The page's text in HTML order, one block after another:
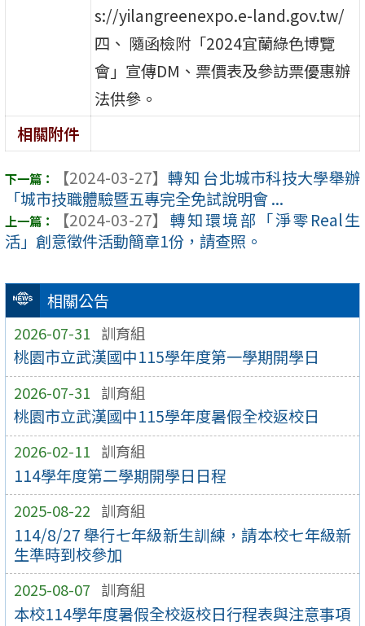
相關公告
2026-07-31 訓育組
桃園市立武漢國中115學年度第一學期開學日
2026-07-31 訓育組
桃園市立武漢國中115學年度暑假全校返校日
2026-02-11 訓育組
114學年度第二學期開學日日程
2025-08-22 訓育組
114/8/27 舉行七年級新生訓練，請本校七年級新
生準時到校參加
2025-08-07 訓育組
本校114學年度暑假全校返校日行程表與注意事項
s://yilangreenexpo.e-land.gov.tw/
四、 隨函檢附「2024宜蘭綠色博覽
會」宣傳DM、票價表及參訪票優惠辦
法供參。
相關附件
【2024-03-27】 轉知 台北城市科技大學舉辦
「城市技職體驗暨五專完全免試說明會 ...
【2024-03-27】 轉知環境部「淨零Real生
活」創意徵件活動簡章1份，請查照。